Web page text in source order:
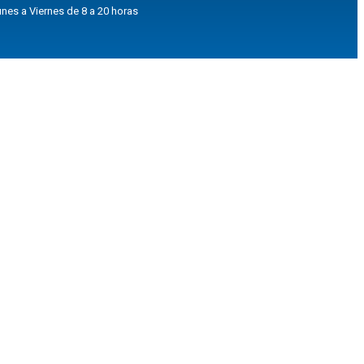
a Viernes de 8 a 20 horas